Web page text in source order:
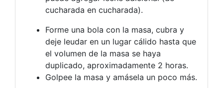
cucharada en cucharada).
Forme una bola con la masa, cubra y
deje leudar en un lugar cálido hasta que
el volumen de la masa se haya
duplicado, aproximadamente 2 horas.
Golpee la masa y amásela un poco más.